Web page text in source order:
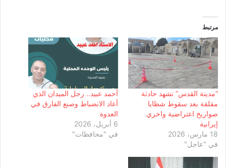
مرتبط
“مدينة القدس” تشهد حادثة
مقلقة بعد سقوط شظايا
صواريخ اعتراضية واخري
إيرانية
18 مارس، 2026
في "عاجل"
أحمد عبيد.. رجل الميدان الذي
أعاد الانضباط وصنع الفارق في
العدوة
6 أبريل، 2026
في "محافظات"